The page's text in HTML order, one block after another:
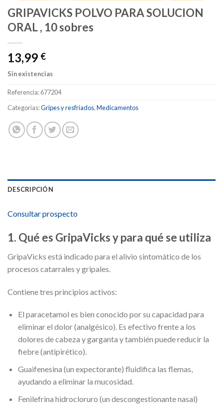
GRIPAVICKS POLVO PARA SOLUCION
ORAL , 10 sobres
13,99 €
Sin existencias
Referencia:677204
Categorías:Gripes y resfriados,Medicamentos
DESCRIPCIÓN
Consultar prospecto
1. Qué es GripaVicks y para qué se utiliza
GripaVicks está indicado para el alivio sintomático de los
procesos catarrales y gripales.
Contiene tres principios activos:
El paracetamol es bien conocido por su capacidad para
eliminar el dolor (analgésico). Es efectivo frente a los
dolores de cabeza y garganta y también puede reducir la
fiebre (antipirético).
Guaifenesina (un expectorante) fluidifica las flemas,
ayudando a eliminar la mucosidad.
Fenilefrina hidrocloruro (un descongestionante nasal)